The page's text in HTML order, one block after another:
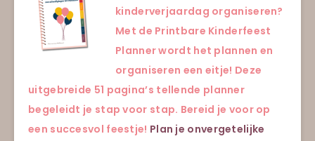
kinderverjaardag organiseren?
Met de Printbare Kinderfeest
Planner wordt het plannen en
organiseren een eitje! Deze
uitgebreide 51 pagina’s tellende planner
begeleidt je stap voor stap. Bereid je voor op
een succesvol feestje! Plan je onvergetelijke